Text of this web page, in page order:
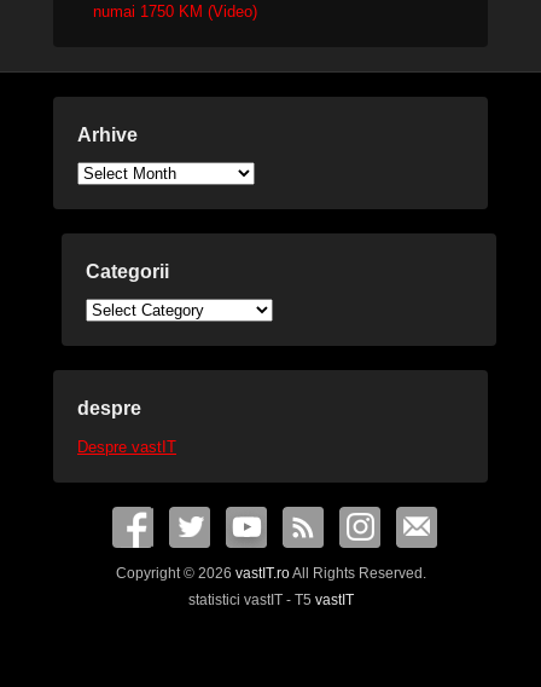
numai 1750 KM (Video)
Arhive
Arhive
Categorii
Categorii
despre
Despre vastIT
Copyright © 2026 vastIT.roAll Rights Reserved.
statistici vastIT - T5 vastIT